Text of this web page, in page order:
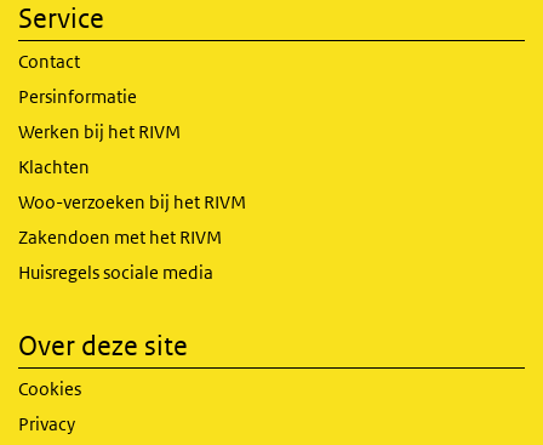
Service
Contact
Persinformatie
Werken bij het RIVM
Klachten
Woo-verzoeken bij het RIVM
Zakendoen met het RIVM
Huisregels sociale media
Over deze site
Cookies
Privacy